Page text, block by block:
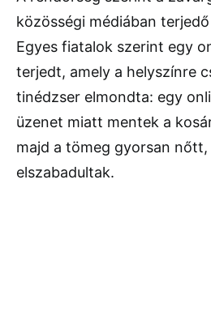
közösségi médiában
Egyes fiatalok szerint egy
terjedt, amely a helyszínre
tinédzser elmondta: egy
üzenet miatt mentek a
majd a tömeg gyorsan nőtt,
elszabadultak.